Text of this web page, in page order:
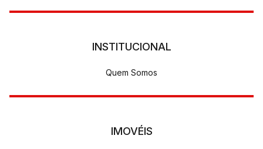
INSTITUCIONAL
Quem Somos
IMOVÉIS